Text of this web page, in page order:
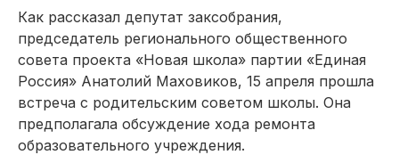
Как рассказал депутат заксобрания,
председатель регионального общественного
совета проекта «Новая школа» партии «Единая
Россия» Анатолий Маховиков, 15 апреля прошла
встреча с родительским советом школы. Она
предполагала обсуждение хода ремонта
образовательного учреждения.⠀